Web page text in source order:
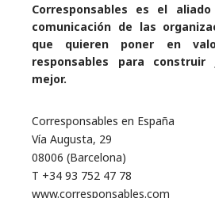
Corresponsables es el
comunicación de las
que quieren poner en
responsables para
mejor.
Corresponsables en España
Vía Augusta, 29
08006 (Barcelona)
T +34 93 752 47 78
www.corresponsables.com